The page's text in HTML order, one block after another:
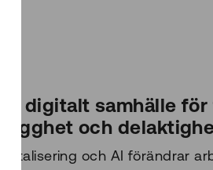
Ett digitalt samhälle
trygghet och
Digitalisering och AI förändrar